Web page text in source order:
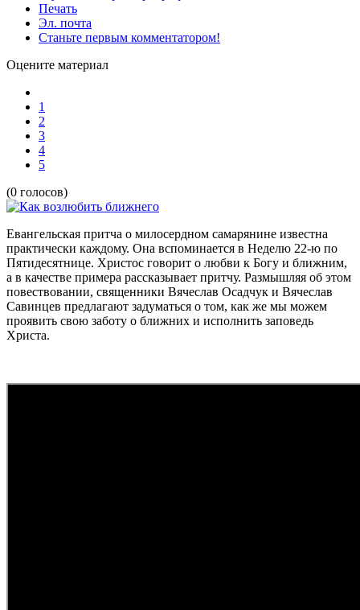
Печать
Эл. почта
Станьте первым комментатором!
Оцените материал
1
2
3
4
5
(0 голосов)
Евангельская притча о милосердном самарянине известна
практически каждому. Она вспоминается в Неделю 22-ю по
Пятидесятнице. Христос говорит о любви к Богу и ближним,
а в качестве примера рассказывает притчу. Размышляя об этом
повествовании, священники Вячеслав Осадчук и Вячеслав
Савинцев предлагают задуматься о том, как же мы можем
проявить свою заботу о ближних и исполнить заповедь
Христа.